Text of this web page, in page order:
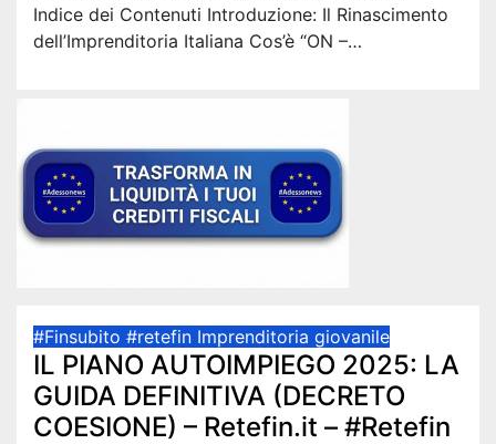
Indice dei Contenuti Introduzione: Il Rinascimento
dell’Imprenditoria Italiana Cos’è “ON –…
#Finsubito #retefin Imprenditoria giovanile
IL PIANO AUTOIMPIEGO 2025: LA
GUIDA DEFINITIVA (DECRETO
COESIONE) – Retefin.it – #Retefin